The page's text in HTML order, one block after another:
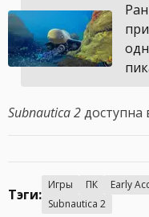
Subnautica 2доступна
Тэги:
Игры ПК Early
Subnautica 2